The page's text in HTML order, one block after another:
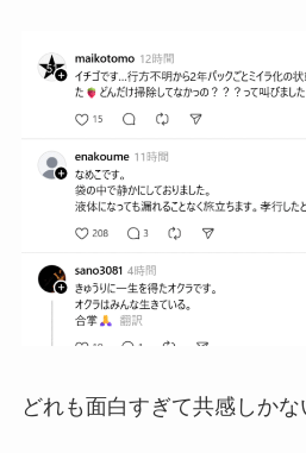
どれも面白すぎて共感しかな